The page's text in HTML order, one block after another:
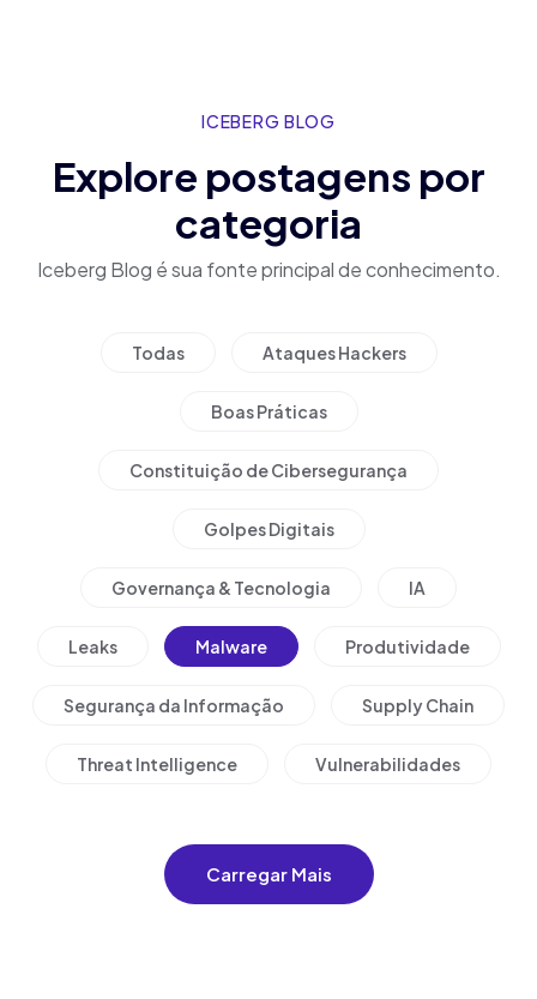
ICEBERG BLOG
Explore postagens por
categoria
Iceberg Blog é sua fonte principal de conhecimento.
Todas Ataques Hackers
Boas Práticas
Constituição de Cibersegurança
Golpes Digitais
Governança & Tecnologia IA
Leaks Malware Produtividade
Segurança da Informação Supply Chain
Threat Intelligence Vulnerabilidades
Carregar Mais